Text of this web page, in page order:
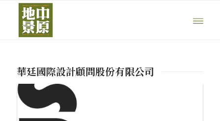
華廷國際設計顧問股份有限公司